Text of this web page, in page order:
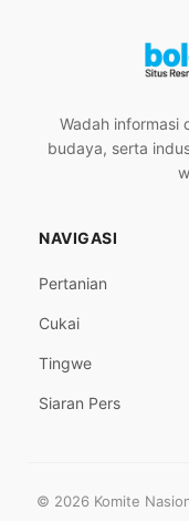
Wadah informasi
budaya, serta
NAVIGASI
Pertanian
Cukai
Tingwe
Siaran Pers
© 2026 Komite